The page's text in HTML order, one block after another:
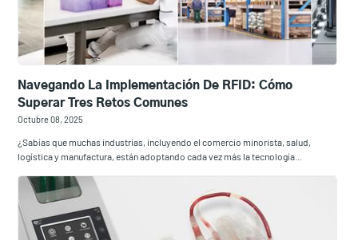
Navegando La Implementación De RFID: Cómo
Superar Tres Retos Comunes
Octubre 08, 2025
¿Sabías que muchas industrias, incluyendo el comercio minorista, salud,
logística y manufactura, están adoptando cada vez más la tecnología...